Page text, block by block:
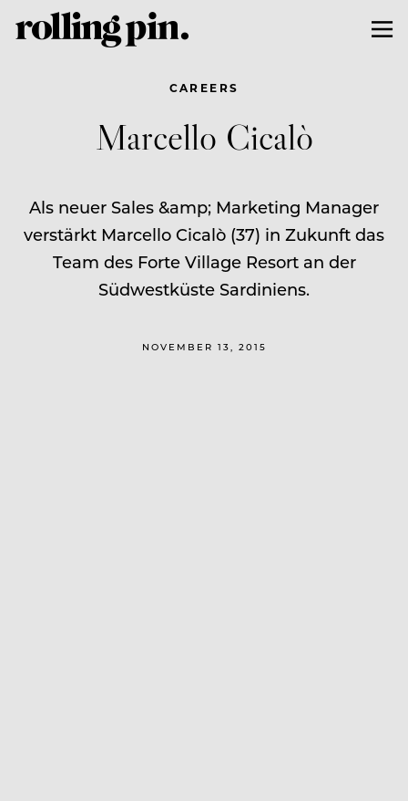
CAREERS
Marcello Cicalò
Als neuer Sales &amp; Marketing Manager
verstärkt Marcello Cicalò (37) in Zukunft das
Team des Forte Village Resort an der
Südwestküste Sardiniens.
NOVEMBER 13, 2015